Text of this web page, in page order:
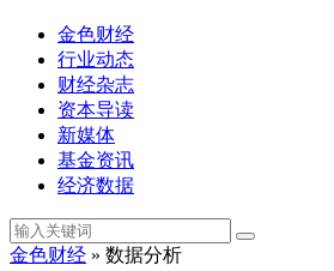
金色财经
行业动态
财经杂志
资本导读
新媒体
基金资讯
经济数据
金色财经 » 数据分析